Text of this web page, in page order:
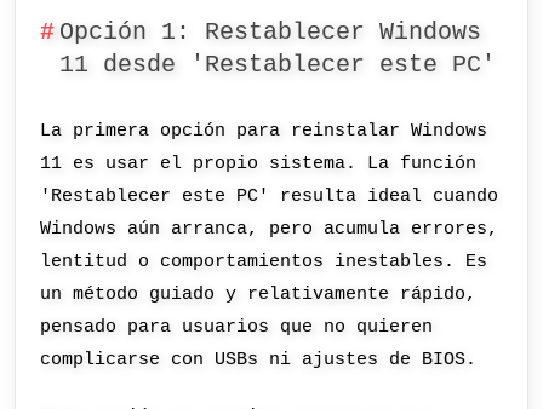
Opción 1: Restablecer Windows
11 desde 'Restablecer este PC'
La primera opción para reinstalar Windows
11 es usar el propio sistema. La función
'Restablecer este PC' resulta ideal cuando
Windows aún arranca, pero acumula errores,
lentitud o comportamientos inestables. Es
un método guiado y relativamente rápido,
pensado para usuarios que no quieren
complicarse con USBs ni ajustes de BIOS.